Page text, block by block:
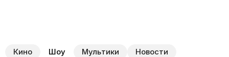
Кино Шоу Мультики Новости